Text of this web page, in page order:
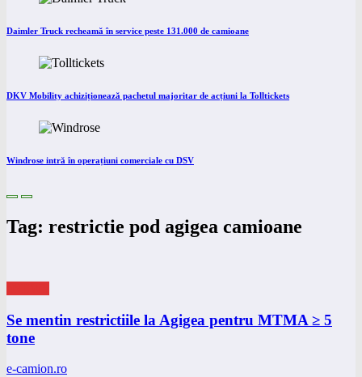
Daimler Truck recheamă în service peste 131.000 de camioane
DKV Mobility achiziționează pachetul majoritar de acțiuni la Tolltickets
Windrose intră în operațiuni comerciale cu DSV
Tag: restrictie pod agigea camioane
Se mentin restrictiile la Agigea pentru MTMA ≥ 5
tone
e-camion.ro